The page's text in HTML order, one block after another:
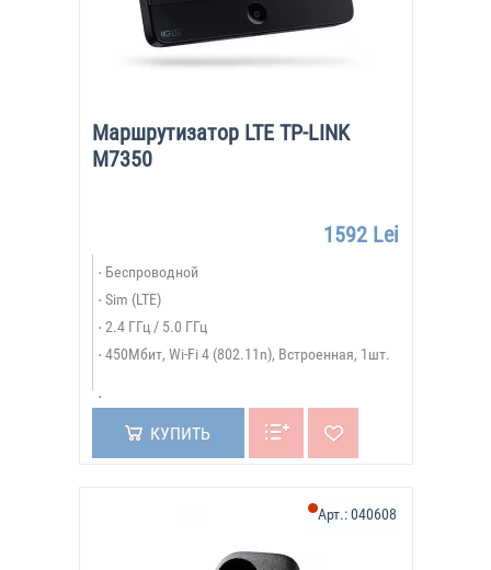
Маршрутизатор LTE TP-LINK
M7350
1592 Lei
Беспроводной
Sim (LTE)
2.4 ГГц / 5.0 ГГц
450Мбит, Wi-Fi 4 (802.11n), Встроенная, 1шт.
КУПИТЬ
Арт.:040608